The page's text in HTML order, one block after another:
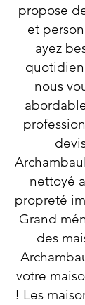
propose
et
ayez
nous
nettoyé
propreté
Grand
des
votre
! Les